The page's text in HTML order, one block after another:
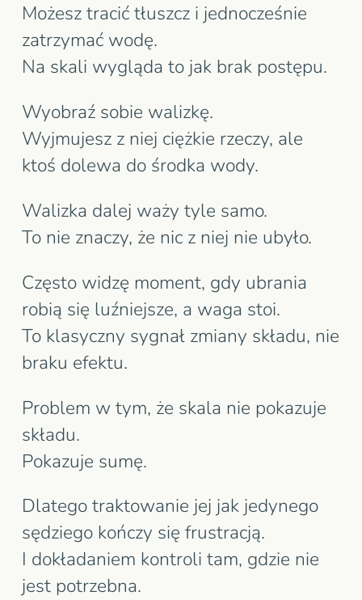
Możesz tracić tłuszcz i jednocześnie
zatrzymać wodę.
Na skali wygląda to jak brak postępu.
Wyobraź sobie walizkę.
Wyjmujesz z niej ciężkie rzeczy, ale
ktoś dolewa do środka wody.
Walizka dalej waży tyle samo.
To nie znaczy, że nic z niej nie ubyło.
Często widzę moment, gdy ubrania
robią się luźniejsze, a waga stoi.
To klasyczny sygnał zmiany składu, nie
braku efektu.
Problem w tym, że skala nie pokazuje
składu.
Pokazuje sumę.
Dlatego traktowanie jej jak jedynego
sędziego kończy się frustracją.
I dokładaniem kontroli tam, gdzie nie
jest potrzebna.